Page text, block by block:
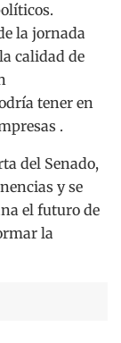
la jornada
calidad de
tener en
.
del Senado,
y se
el futuro de
la